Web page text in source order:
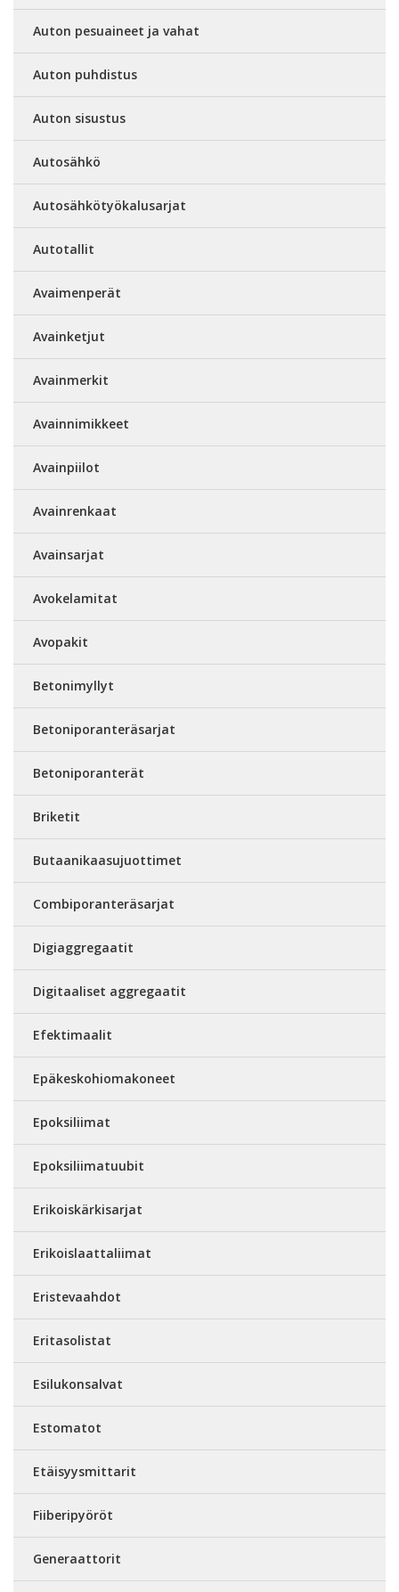
Auton pesuaineet ja vahat
Auton puhdistus
Auton sisustus
Autosähkö
Autosähkötyökalusarjat
Autotallit
Avaimenperät
Avainketjut
Avainmerkit
Avainnimikkeet
Avainpiilot
Avainrenkaat
Avainsarjat
Avokelamitat
Avopakit
Betonimyllyt
Betoniporanteräsarjat
Betoniporanterät
Briketit
Butaanikaasujuottimet
Combiporanteräsarjat
Digiaggregaatit
Digitaaliset aggregaatit
Efektimaalit
Epäkeskohiomakoneet
Epoksiliimat
Epoksiliimatuubit
Erikoiskärkisarjat
Erikoislaattaliimat
Eristevaahdot
Eritasolistat
Esilukonsalvat
Estomatot
Etäisyysmittarit
Fiiberipyöröt
Generaattorit